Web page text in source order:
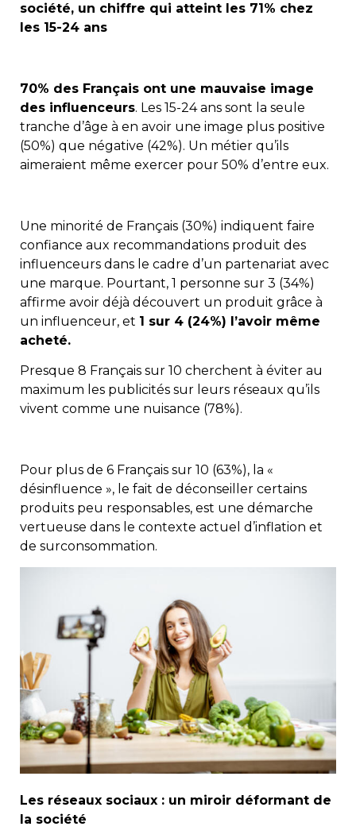
société, un chiffre qui atteint les 71% chez
les 15-24 ans
70% des Français ont une mauvaise image
des influenceurs. Les 15-24 ans sont la seule
tranche d’âge à en avoir une image plus positive
(50%) que négative (42%). Un métier qu’ils
aimeraient même exercer pour 50% d’entre eux.
Une minorité de Français (30%) indiquent faire
confiance aux recommandations produit des
influenceurs dans le cadre d’un partenariat avec
une marque. Pourtant, 1 personne sur 3 (34%)
affirme avoir déjà découvert un produit grâce à
un influenceur, et 1 sur 4 (24%) l’avoir même
acheté.
Presque 8 Français sur 10 cherchent à éviter au
maximum les publicités sur leurs réseaux qu’ils
vivent comme une nuisance (78%).
Pour plus de 6 Français sur 10 (63%), la «
désinfluence », le fait de déconseiller certains
produits peu responsables, est une démarche
vertueuse dans le contexte actuel d’inflation et
de surconsommation.
Les réseaux sociaux : un miroir déformant de
la société